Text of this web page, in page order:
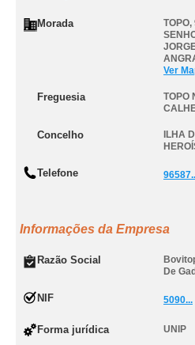
Morada
Ver
Freguesia
TOPO
Concelho
ILHA
Telefone
Informações da Empresa
Razão Social
De
NIF 5090...
Forma jurídica UNIP